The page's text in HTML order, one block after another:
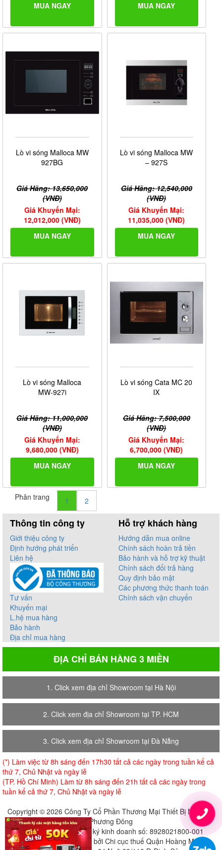
MUA NGAY
MUA NGAY
Lò vi sóng Malloca MW
927BG
Giá Hãng: 13,650,000
(VNĐ)
Giá Khuyến Mại:
12,012,000 (VNĐ)
MUA NGAY
Lò vi sóng Malloca MW
– 927S
Giá Hãng: 12,540,000
(VNĐ)
Giá Khuyến Mại:
11,035,000 (VNĐ)
MUA NGAY
Lò vi sóng Malloca
MW-927i
Giá Hãng: 11,000,000
(VNĐ)
Giá Khuyến Mại:
9,680,000 (VNĐ)
MUA NGAY
Lò vi sóng Cata MC 20
IX
Giá Hãng: 7,500,000
(VNĐ)
Giá Khuyến Mại:
6,700,000 (VNĐ)
MUA NGAY
Phân trang 1 2
Thông tin công ty
Giới thiệu công ty
Định hướng phát triển
Liên hệ
Tư vấn
Khuyến mại
L.hệ mua hàng
Bảo hành
Địa chỉ mua hàng
Hỗ trợ khách hàng
Hướng dẫn mua online
Chính sách hoàn trả tiền
Bảo hành và hỗ trợ kỹ thuật
Chính sách đổi trả hàng
Quy định bảo mật
Các phương thức thanh toán
Chính sách vận chuyển
ĐỊA CHỈ BÁN HÀNG 3 MIỀN
1. Click xem địa chỉ Showroom tại Hà Nội
2. Click xem địa chỉ Showroom tại TP. HCM
3. Click xem địa chỉ Showroom tại Đà Nẵng
(*) Làm việc từ 8h sáng đến 17h30 tất cả các ngày trong tuần kể cả
thứ 7, Chủ Nhật và ngày lễ
(TP. Hồ Chí Minh) Làm từ 8h sáng đến 21h tất cả các ngày trong
tuần kể cả thứ 7, Chủ Nhật và ngày lễ
Copyright © 2026 Công Ty Cổ Phần Thương Mại Thiết Bị Nội Thất
Phương Đông
Giấy chứng nhận đăng ký kinh doanh số: 8928021800-001
Cấp ngày 18-07-2018 bởi Chi cục thuế Quận Hoàng Mai
×